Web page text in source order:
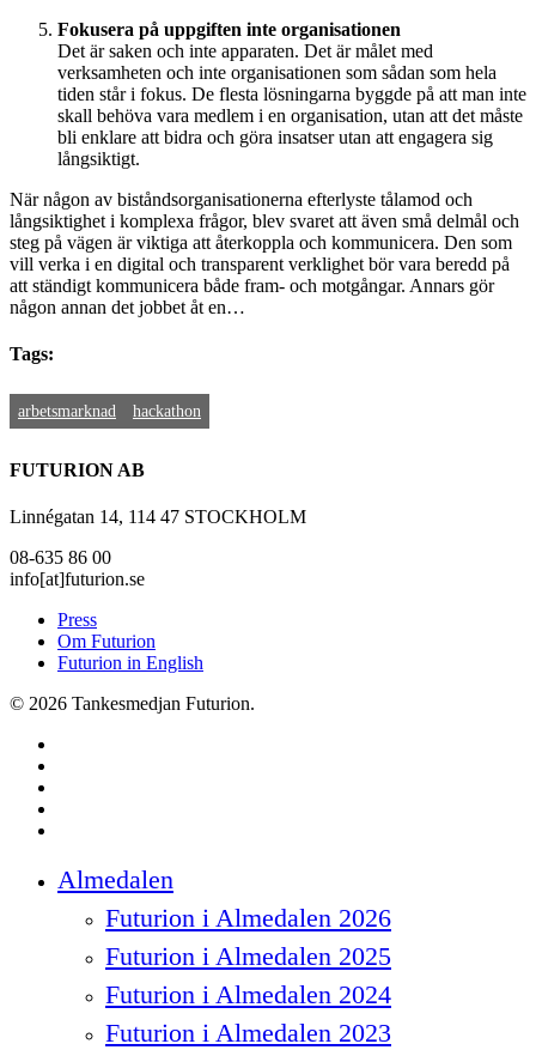
Fokusera på uppgiften inte organisationen
Det är saken och inte apparaten. Det är målet med
verksamheten och inte organisationen som sådan som hela
tiden står i fokus. De flesta lösningarna byggde på att man inte
skall behöva vara medlem i en organisation, utan att det måste
bli enklare att bidra och göra insatser utan att engagera sig
långsiktigt.
När någon av biståndsorganisationerna efterlyste tålamod och
långsiktighet i komplexa frågor, blev svaret att även små delmål och
steg på vägen är viktiga att återkoppla och kommunicera. Den som
vill verka i en digital och transparent verklighet bör vara beredd på
att ständigt kommunicera både fram- och motgångar. Annars gör
någon annan det jobbet åt en…
Tags:
arbetsmarknad hackathon
FUTURION AB
Linnégatan 14, 114 47 STOCKHOLM
08-635 86 00
info[at]futurion.se
Press
Om Futurion
Futurion in English
© 2026 Tankesmedjan Futurion.
Menu
Almedalen
Futurion i Almedalen 2026
Futurion i Almedalen 2025
Futurion i Almedalen 2024
Futurion i Almedalen 2023